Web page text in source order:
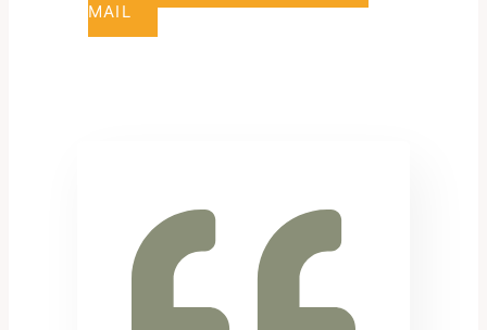
MAIL